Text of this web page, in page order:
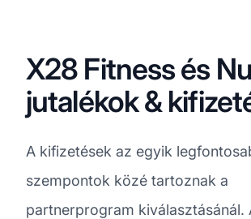
X28 Fitness és
jutalékok &
A kifizetések az egyik
szempontok közé tartoznak a
partnerprogram kiválasztásánál.